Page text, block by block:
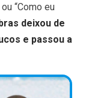
“Como eu
deixou de
e passou a